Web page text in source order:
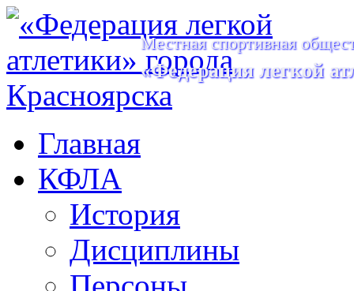
Местная спортивная
«Федерация легкой
Главная
КФЛА
История
Дисциплины